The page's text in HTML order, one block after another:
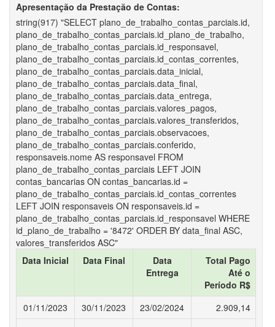
Apresentação da Prestação de Contas:
string(917) "SELECT plano_de_trabalho_contas_parciais.id,
plano_de_trabalho_contas_parciais.id_plano_de_trabalho,
plano_de_trabalho_contas_parciais.id_responsavel,
plano_de_trabalho_contas_parciais.id_contas_correntes,
plano_de_trabalho_contas_parciais.data_inicial,
plano_de_trabalho_contas_parciais.data_final,
plano_de_trabalho_contas_parciais.data_entrega,
plano_de_trabalho_contas_parciais.valores_pagos,
plano_de_trabalho_contas_parciais.valores_transferidos,
plano_de_trabalho_contas_parciais.observacoes,
plano_de_trabalho_contas_parciais.conferido,
responsaveis.nome AS responsavel FROM
plano_de_trabalho_contas_parciais LEFT JOIN
contas_bancarias ON contas_bancarias.id =
plano_de_trabalho_contas_parciais.id_contas_correntes
LEFT JOIN responsaveis ON responsaveis.id =
plano_de_trabalho_contas_parciais.id_responsavel WHERE
id_plano_de_trabalho = '8472' ORDER BY data_final ASC,
valores_transferidos ASC"
Data Inicial
Data Final
Data
Entrega
Total Pago
Até o
Período R$
01/11/2023
30/11/2023 23/02/2024
2.909,14